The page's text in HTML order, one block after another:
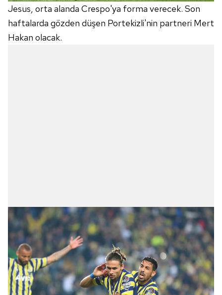
Jesus, orta alanda Crespo'ya forma verecek. Son
haftalarda gözden düşen Portekizli'nin partneri Mert
Hakan olacak.